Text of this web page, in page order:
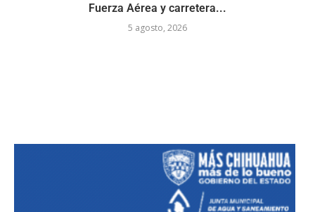
Fuerza Aérea y carretera...
5 agosto, 2026